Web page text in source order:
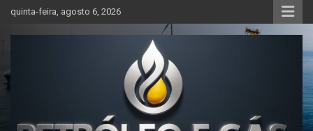
content
quinta-feira, agosto 6, 2026